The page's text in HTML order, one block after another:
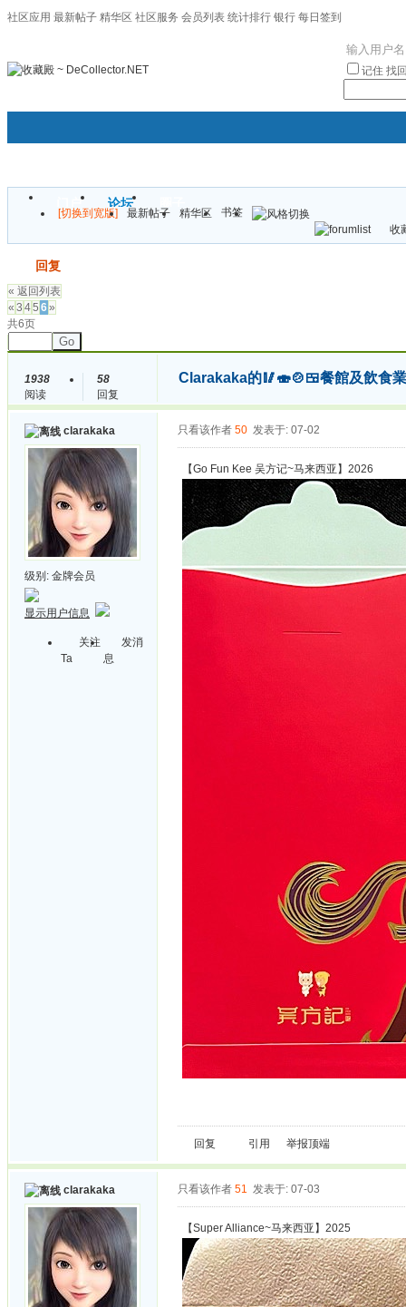
社区应用 最新帖子 精华区 社区服务 会员列表 统计排行 银行 每日签到
记住 找
门户 论坛
[切换到宽版] 最新帖子 精华区
书签
收
回复
« 返回列表
« 3 45 6»
共6页
Go
1938
阅读
58
回复
Clarakaka的🥢🍣🍲🍱餐館及飲食
clarakaka
级别: 金牌会员
显示用户信息
关注
Ta
发消
息
只看该作者 50 发表于: 07-02
【Go Fun Kee 吴方记~马来西亚】2026
回复 引用 举报顶端
clarakaka 只看该作者 51 发表于: 07-03
【Super Alliance~马来西亚】2025